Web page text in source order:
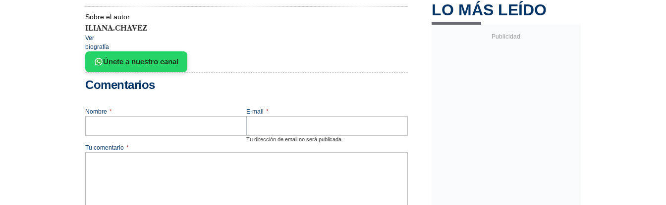
Sobre el autor
ILIANA.CHAVEZ
Ver
biografía
Únete a nuestro canal
Comentarios
Nombre * E-mail *
Tu dirección de email no será publicada.
Tu comentario *
LO MÁS LEÍDO